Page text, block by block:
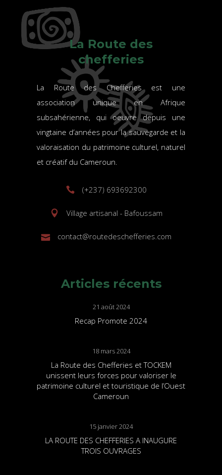
La Route des
chefferies
La Route des Chefferies est une
association unique en Afrique
subsahérienne, qui oeuvre depuis une
vingtaine d’années pour la sauvegarde et la
valoraisation du patrimoine culturel, naturel
et créatif du Cameroun.
(+237) 693692300
Village artisanal - Bafoussam
contact@routedeschefferies.com
Articles récents
21 août 2024
Recap Promote 2024
18 mars 2024
La Route des Chefferies et TOCKEM
unissent leurs forces pour valoriser le
patrimoine culturel et touristique de l’Ouest
Cameroun
15 janvier 2024
LA ROUTE DES CHEFFERIES A INAUGURE
TROIS OUVRAGES